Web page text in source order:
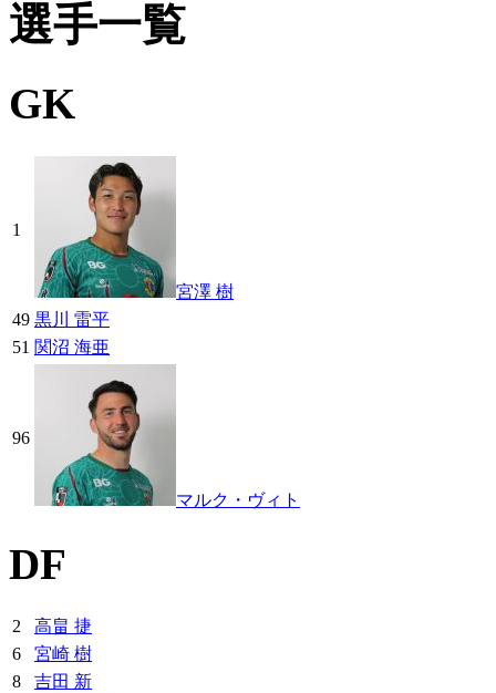
選手一覧
GK
1
宮澤 樹
49 黒川 雷平
51 関沼 海亜
96
マルク・ヴィト
DF
2
高畠 捷
6
宮崎 樹
8
吉田 新